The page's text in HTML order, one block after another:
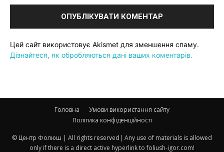
Цей сайт використовує Akismet для зменшення спаму.
Дізнайтеся, як обробляються дані ваших коментарів.
Головна
Умови використання сайту
Політика конфіденційності
© Центр Фолюш | All rights reserved| Any use of materials is allowed
only if there is a direct active hyperlink to foliush-igor.com!